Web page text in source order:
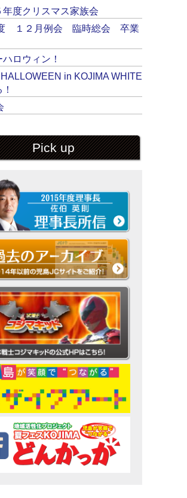
年度クリスマス家族会
１２月例会 臨時総会 卒業
ロウィン！
in KOJIMA WHITE
Pick up